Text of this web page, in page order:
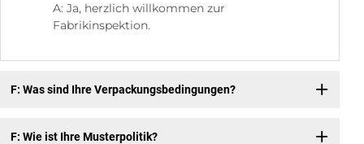
A: Ja, herzlich willkommen zur
Fabrikinspektion.
F: Was sind Ihre Verpackungsbedingungen?
F: Wie ist Ihre Musterpolitik?